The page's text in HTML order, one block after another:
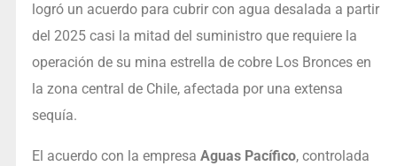
logró un acuerdo para cubrir con agua desalada a partir
del 2025 casi la mitad del suministro que requiere la
operación de su mina estrella de cobre Los Bronces en
la zona central de Chile, afectada por una extensa
sequía.
El acuerdo con la empresa Aguas Pacífico, controlada